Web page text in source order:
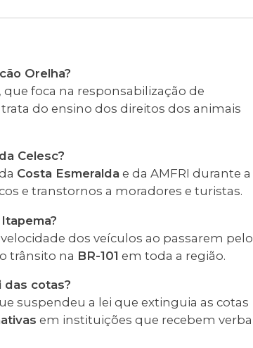
Orelha?
, que foca na responsabilização de
trata do ensino dos direitos dos animais
Celesc?
Costa Esmeralda e da AMFRI durante a
e transtornos a moradores e turistas.
dos veículos ao passarem pelo
trânsito na BR-101 em toda a região.
das cotas?
suspendeu a lei que extinguia as cotas
em instituições que recebem verba